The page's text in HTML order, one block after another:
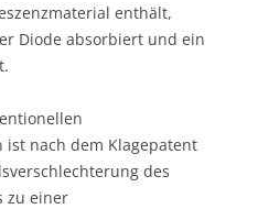
enthält,
Diode absorbiert und ein
nach dem Klagepatent
des
zu einer